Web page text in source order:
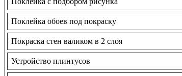
Поклейка обоев под покраску
Покраска стен валиком в 2 слоя
Устройство плинтусов